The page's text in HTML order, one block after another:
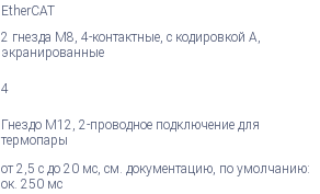
EtherCAT
2 гнезда M8, 4-контактные, с кодировкой А,
экранированные
4
Гнездо M12, 2-проводное подключение для
термопары
от 2,5 с до 20 мс, см. документацию, по умолчанию:
ок. 250 мс